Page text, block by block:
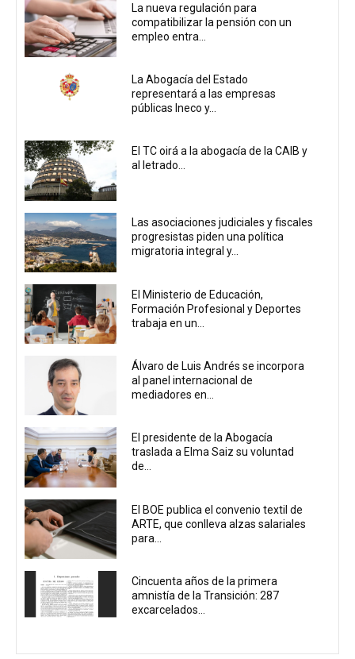
La nueva regulación para
compatibilizar la pensión con un
empleo entra...
La Abogacía del Estado
representará a las empresas
públicas Ineco y...
El TC oirá a la abogacía de la CAIB y
al letrado...
Las asociaciones judiciales y fiscales
progresistas piden una política
migratoria integral y...
El Ministerio de Educación,
Formación Profesional y Deportes
trabaja en un...
Álvaro de Luis Andrés se incorpora
al panel internacional de
mediadores en...
El presidente de la Abogacía
traslada a Elma Saiz su voluntad
de...
El BOE publica el convenio textil de
ARTE, que conlleva alzas salariales
para...
Cincuenta años de la primera
amnistía de la Transición: 287
excarcelados...